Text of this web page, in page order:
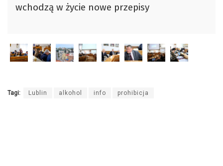
wchodzą w życie nowe przepisy
Tagi: Lublin alkohol info prohibicja